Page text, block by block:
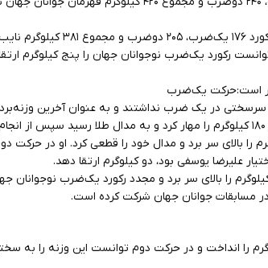
طاها نعمتی، دیگر نماینده
است:حرکت یک‌ضرب
در یک ضرب نداشتند و به عنوان آخرین
علیرضا یوسفی بود، دو کیلوگرم ارتقا دهد.
مسابقات جوانان جهان شرکت کرده است.